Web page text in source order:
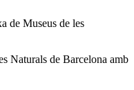
de Museus de les